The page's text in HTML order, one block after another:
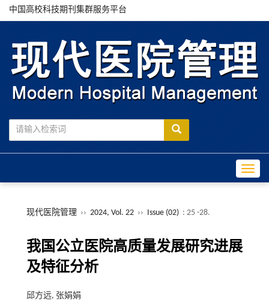
中国高校科技期刊集群服务平台
现代医院管理 ›› 2024, Vol. 22 ›› Issue (02) : 25 -28.
我国公立医院高质量发展研究进展
及特征分析
邱方远, 张娟娟